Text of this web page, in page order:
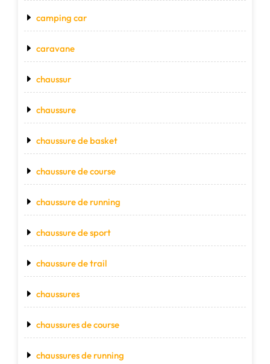
camping car
caravane
chaussur
chaussure
chaussure de basket
chaussure de course
chaussure de running
chaussure de sport
chaussure de trail
chaussures
chaussures de course
chaussures de running